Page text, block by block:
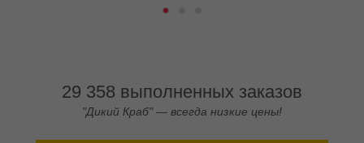
29 358 выполненных заказов
"Дикий Краб" — всегда низкие цены!